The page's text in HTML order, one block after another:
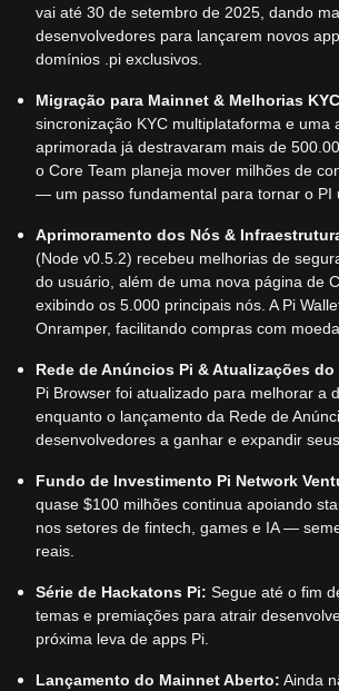
vai até 30 de setembro de 2025, dando
desenvolvedores para lançarem novos
domínios .pi exclusivos.
Migração para Mainnet & Melhorias
sincronização KYC multiplataforma e uma
aprimorada já destravaram mais de
o Core Team planeja mover milhões de
— um passo fundamental para tornar o PI
Aprimoramento dos Nós &
(Node v0.5.2) recebeu melhorias de
do usuário, além de uma nova página de
exibindo os 5.000 principais nós. A Pi
Onramper, facilitando compras com
Rede de Anúncios Pi & Atualizações do
Pi Browser foi atualizado para melhorar a
enquanto o lançamento da Rede de
desenvolvedores a ganhar e expandir
Fundo de Investimento Pi Network
quase $100 milhões continua apoiando
nos setores de fintech, games e IA —
reais.
Série de Hackatons Pi: Segue até o fim
temas e premiações para atrair
próxima leva de apps Pi.
Lançamento do Mainnet Aberto: Ainda